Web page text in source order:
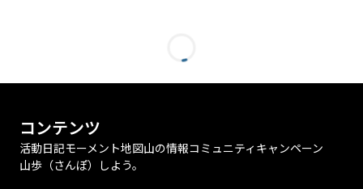
コンテンツ
活動日記モーメント地図山の情報コミュニティ キャンペーン
山歩（さんぽ）しよう。